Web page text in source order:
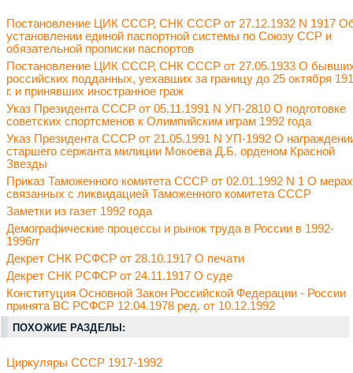
Постановление ЦИК СССР, СНК СССР от 27.12.1932 N 1917
установлении единой паспортной системы по Союзу ССР и
обязательной прописки паспортов
Постановление ЦИК СССР, СНК СССР от 27.05.1933 О
российских подданных, уехавших за границу до 25 октября
г. и принявших иностранное граж
Указ Президента СССР от 05.11.1991 N УП-2810 О подготовке
советских спортсменов к Олимпийским играм 1992 года
Указ Президента СССР от 21.05.1991 N УП-1992 О
старшего сержанта милиции Мокоева Д.Б. орденом Красной
Звезды
Приказ Таможенного комитета СССР от 02.01.1992 N 1 О
связанных с ликвидацией Таможенного комитета СССР
Заметки из газет 1992 года
Демографические процессы и рынок труда в России в 1992-
1996гг
Декрет СНК РСФСР от 28.10.1917 О печати
Декрет СНК РСФСР от 24.11.1917 О суде
Конституция Основной Закон Российской Федерации - России
принята ВС РСФСР 12.04.1978 ред. от 10.12.1992
ПОХОЖИЕ РАЗДЕЛЫ:
Циркуляры СССР 1917-1992